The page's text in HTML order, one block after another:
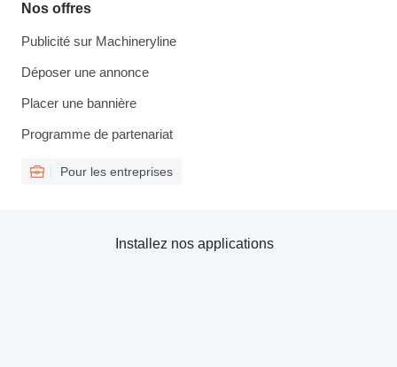
Nos offres
Publicité sur Machineryline
Déposer une annonce
Placer une bannière
Programme de partenariat
Pour les entreprises
Installez nos applications